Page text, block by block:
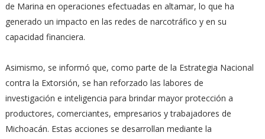
de Marina en operaciones efectuadas en altamar, lo que ha
generado un impacto en las redes de narcotráfico y en su
capacidad financiera.
Asimismo, se informó que, como parte de la Estrategia Nacional
contra la Extorsión, se han reforzado las labores de
investigación e inteligencia para brindar mayor protección a
productores, comerciantes, empresarios y trabajadores de
Michoacán. Estas acciones se desarrollan mediante la